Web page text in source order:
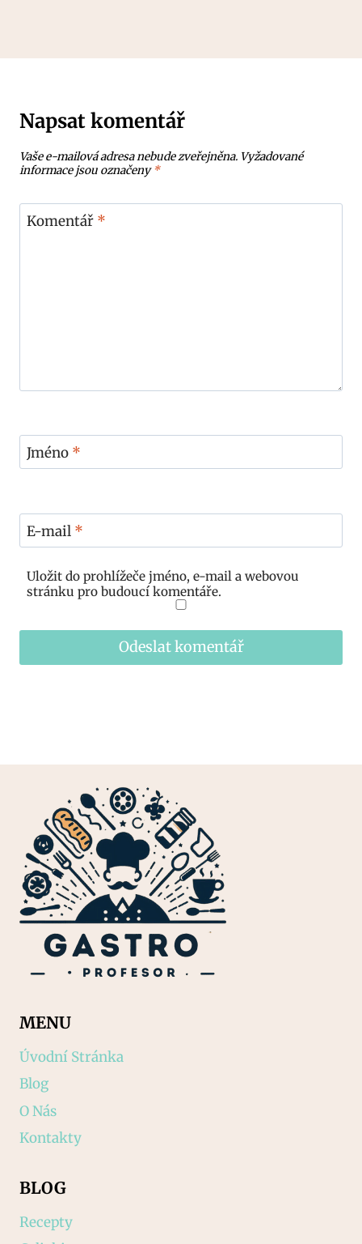
Napsat komentář
Vaše e-mailová adresa nebude zveřejněna. Vyžadované
informace jsou označeny*
Komentář *
Jméno *
E-mail *
Uložit do prohlížeče jméno, e-mail a webovou
stránku pro budoucí komentáře.
MENU
Úvodní Stránka
Blog
O Nás
Kontakty
BLOG
Recepty